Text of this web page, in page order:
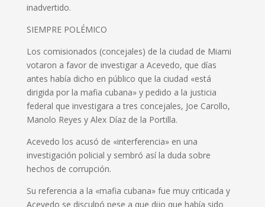
inadvertido.
SIEMPRE POLÉMICO
Los comisionados (concejales) de la ciudad de Miami
votaron a favor de investigar a Acevedo, que días
antes había dicho en público que la ciudad «está
dirigida por la mafia cubana» y pedido a la justicia
federal que investigara a tres concejales, Joe Carollo,
Manolo Reyes y Alex Díaz de la Portilla.
Acevedo los acusó de «interferencia» en una
investigación policial y sembró así la duda sobre
hechos de corrupción.
Su referencia a la «mafia cubana» fue muy criticada y
Acevedo se disculpó pese a que dijo que había sido